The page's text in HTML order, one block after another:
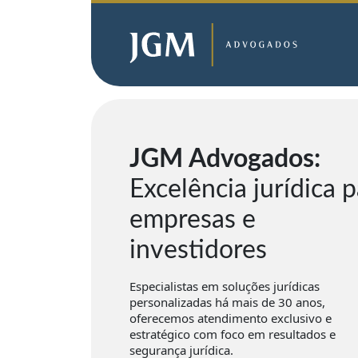
JGM Advogados:
Excelência jurídica
empresas e
investidores
Especialistas em soluções jurídicas
personalizadas há mais de 30 anos,
oferecemos atendimento exclusivo e
estratégico com foco em resultados e
segurança jurídica.